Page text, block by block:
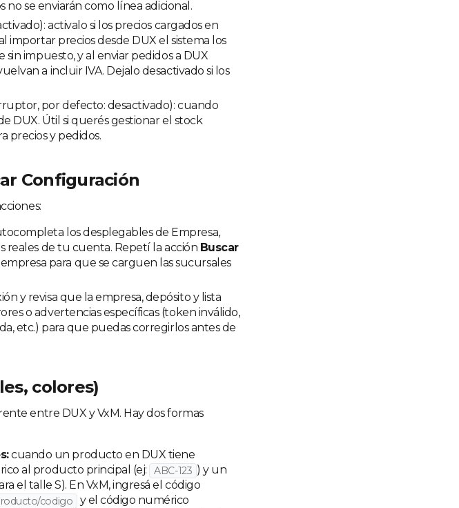
no se enviarán como línea adicional.
activalo si los precios cargados en
importar precios desde DUX el sistema los
impuesto, y al enviar pedidos a DUX
a incluir IVA. Dejalo desactivado si los
por defecto: desactivado): cuando
DUX. Útil si querés gestionar el stock
precios y pedidos.
Configuración
los desplegables de Empresa,
reales de tu cuenta. Repetí la acción Buscar
para que se carguen las sucursales
y revisa que la empresa, depósito y lista
o advertencias específicas (token inválido,
etc.) para que puedas corregirlos antes de
colores)
entre DUX y VxM. Hay dos formas
cuando un producto en DUX tiene
al producto principal (ej:
ABC-123 ) y un
el talle S). En VxM, ingresá el código
codigo
y el código numérico